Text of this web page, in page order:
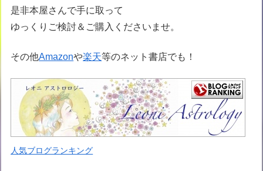
是非本屋さんで手に取って
ゆっくりご検討＆ご購入くださいませ。
その他Amazonや楽天等のネット書店でも！
人気ブログランキング